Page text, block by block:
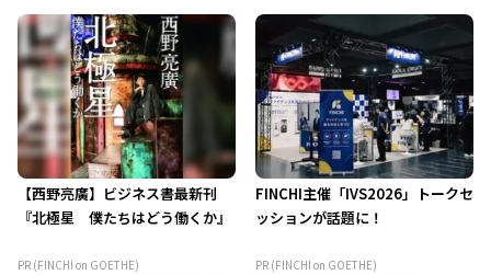
【西野亮廣】ビジネス書最新刊
『北極星 僕たちはどう働くか』
PR (FINCHI on GOETHE)
FINCHI主催「IVS2026」トークセ
ッションが話題に！
PR (FINCHI on GOETHE)